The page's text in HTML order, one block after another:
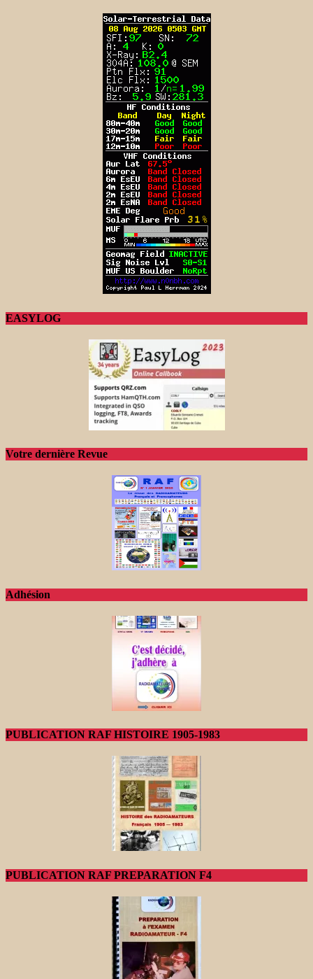
EASYLOG
Votre dernière Revue
Adhésion
PUBLICATION RAF HISTOIRE 1905-1983
PUBLICATION RAF PREPARATION F4